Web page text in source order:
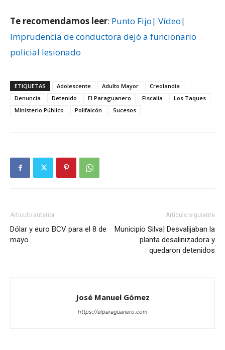
Te recomendamos leer: Punto Fijo| Vídeo|
Imprudencia de conductora dejó a funcionario
policial lesionado
ETIQUETAS Adolescente Adulto Mayor
Creolandia
Denuncia
Detenido El Paraguanero Fiscalía
Los Taques
Ministerio Público
Polifalcón Sucesos
Artículo anterior
Dólar y euro BCV para el 8 de
mayo
Artículo siguiente
Municipio Silva| Desvalijaban la
planta desalinizadora y
quedaron detenidos
José Manuel Gómez
https://elparaguanero.com